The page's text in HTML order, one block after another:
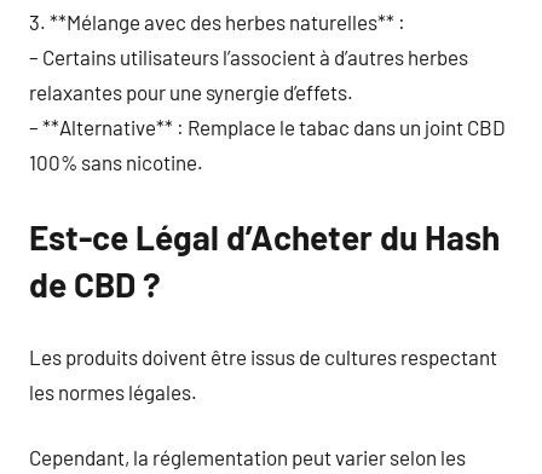
3. **Mélange avec des herbes naturelles** :
– Certains utilisateurs l’associent à d’autres herbes
relaxantes pour une synergie d’effets.
– **Alternative** : Remplace le tabac dans un joint CBD
100% sans nicotine.
Est-ce Légal d’Acheter du Hash
de CBD ?
Les produits doivent être issus de cultures respectant
les normes légales.
Cependant, la réglementation peut varier selon les